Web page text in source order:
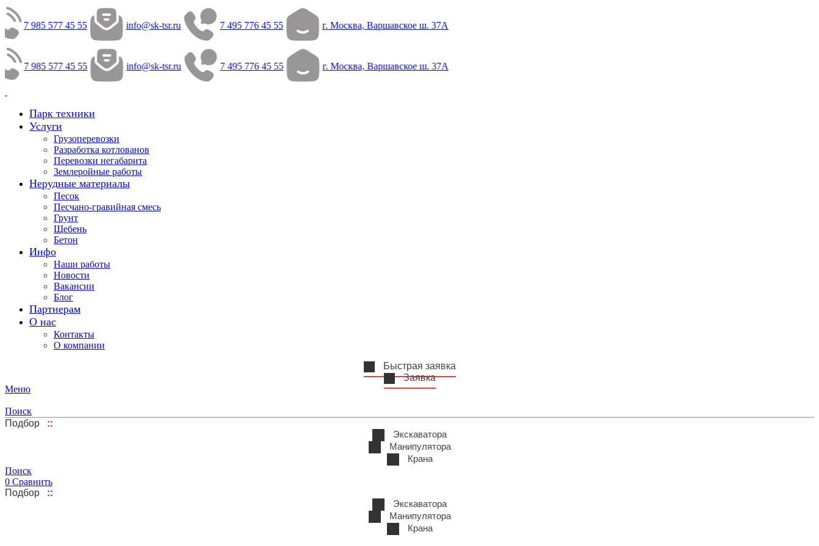
7 985 577 45 55 info@sk-tsr.ru 7 495 776 45 55 г. Москва, Варшавское ш. 37А
7 985 577 45 55 info@sk-tsr.ru 7 495 776 45 55 г. Москва, Варшавское ш. 37А
Парк техники
Услуги
Грузоперевозки
Разработка котлованов
Перевозки негабарита
Землеройные работы
Нерудные материалы
Песок
Песчано-гравийная смесь
Грунт
Щебень
Бетон
Инфо
Наши работы
Новости
Вакансии
Блог
Партнерам
О нас
Контакты
О компании
Быстрая заявка
Заявка
Меню
Поиск
Подбор
::
Экскаватора
Манипулятора
Крана
Поиск
0 Сравнить
Подбор
::
Экскаватора
Манипулятора
Крана